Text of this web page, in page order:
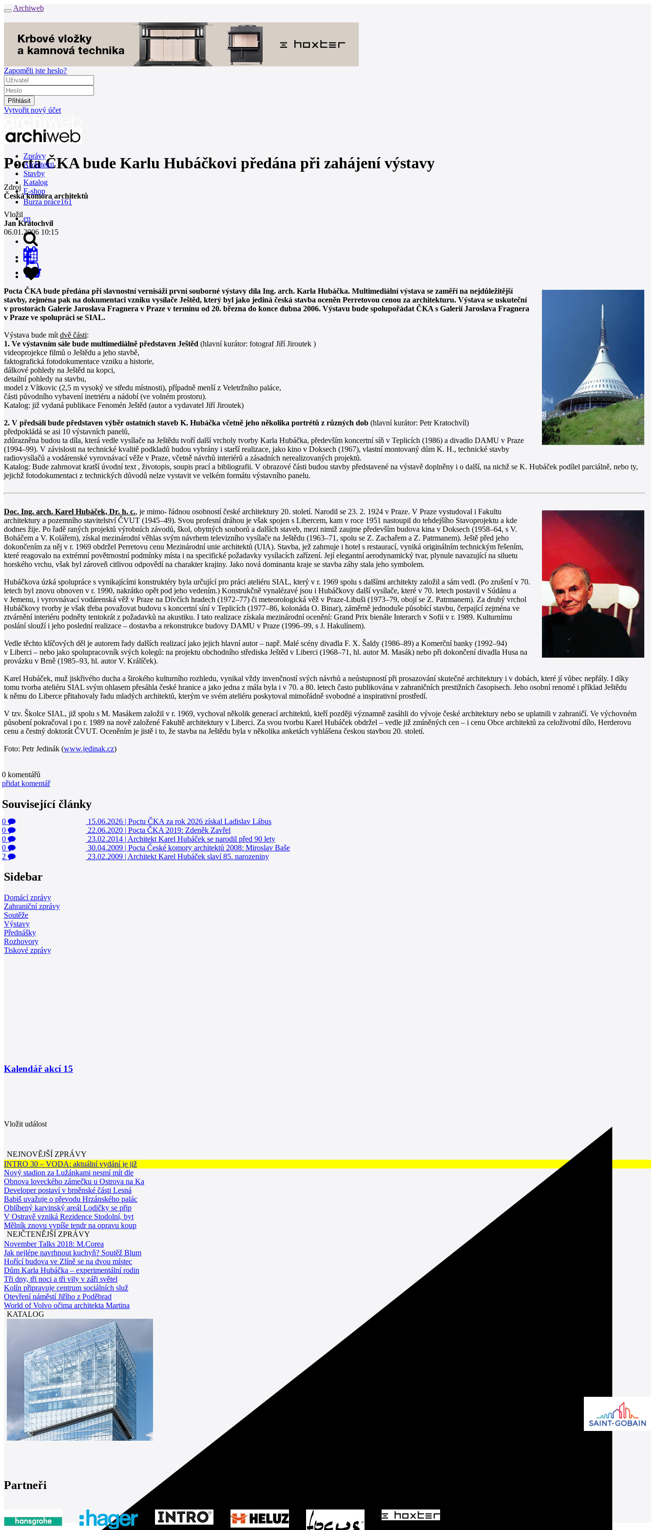
Archiweb
Zapoměli jste heslo?
Vytvořit nový účet
Zprávy
Architekti
Stavby
Katalog
E-shop
Burza práce161
en
0
Pocta ČKA bude Karlu Hubáčkovi předána při zahájení výstavy
Zdroj
Česká komora architektů
Vložil
Jan Kratochvíl
06.01.2006 10:15
Pocta ČKA bude předána při slavnostní vernisáži první souborné výstavy díla Ing. arch. Karla Hubáčka. Multimediální výstava se zaměří na nejdůležitější
stavby, zejména pak na dokumentaci vzniku vysílače Ještěd, který byl jako jediná česká stavba oceněn Perretovou cenou za architekturu. Výstava se uskuteční
v prostorách Galerie Jaroslava Fragnera v Praze v termínu od 20. března do konce dubna 2006. Výstavu bude spolupořádat ČKA s Galerií Jaroslava Fragnera
v Praze ve spolupráci se SIAL.
Výstava bude mít dvě části:
1. Ve výstavním sále bude multimediálně představen Ještěd (hlavní kurátor: fotograf Jiří Jiroutek )
videoprojekce filmů o Ještědu a jeho stavbě,
faktografická fotodokumentace vzniku a historie,
dálkové pohledy na Ještěd na kopci,
detailní pohledy na stavbu,
model z Vítkovic (2,5 m vysoký ve středu místnosti), případně menší z Veletržního paláce,
části původního vybavení inetriéru a nádobí (ve volném prostoru).
Katalog: již vydaná publikace Fenomén Ještěd (autor a vydavatel Jiří Jiroutek)
2. V předsálí bude představen výběr ostatních staveb K. Hubáčka včetně jeho několika portrétů z různých dob (hlavní kurátor: Petr Kratochvíl)
předpokládá se asi 10 výstavních panelů,
zdůrazněna budou ta díla, která vedle vysílače na Ještědu tvoří další vrcholy tvorby Karla Hubáčka, především koncertní síň v Teplicích (1986) a divadlo DAMU v Praze
(1994–99). V závislosti na technické kvalitě podkladů budou vybrány i starší realizace, jako kino v Doksech (1967), vlastní montovaný dům K. H., technické stavby
radiovysílačů a vodárenské vyrovnávací věže v Praze, včetně návrhů interiérů a zásadních nerealizovaných projektů.
Katalog: Bude zahrnovat kratší úvodní text , životopis, soupis prací a bibliografii. V obrazové části budou stavby představené na výstavě doplněny i o další, na nichž se K. Hubáček podílel parciálně, nebo ty,
jejichž fotodokumentaci z technických důvodů nelze vystavit ve velkém formátu výstavního panelu.
Doc. Ing. arch. Karel Hubáček, Dr. h. c., je mimo- řádnou osobností české architektury 20. století. Narodil se 23. 2. 1924 v Praze. V Praze vystudoval i Fakultu
architektury a pozemního stavitelství ČVUT (1945–49). Svou profesní dráhou je však spojen s Libercem, kam v roce 1951 nastoupil do tehdejšího Stavoprojektu a kde
dodnes žije. Po řadě raných projektů výrobních závodů, škol, obytných souborů a dalších staveb, mezi nimiž zaujme především budova kina v Doksech (1958–64, s V.
Boháčem a V. Kolářem), získal mezinárodní věhlas svým návrhem televizního vysílače na Ještědu (1963–71, spolu se Z. Zachařem a Z. Patrmanem). Ještě před jeho
dokončením za něj v r. 1969 obdržel Perretovu cenu Mezinárodní unie architektů (UIA). Stavba, jež zahrnuje i hotel s restaurací, vyniká originálním technickým řešením,
které reagovalo na extrémní povětrnostní podmínky místa i na specifické požadavky vysílacích zařízení. Její elegantní aerodynamický tvar, plynule navazující na siluetu
horského vrchu, však byl zároveň citlivou odpovědí na charakter krajiny. Jako nová dominanta kraje se stavba záhy stala jeho symbolem.
Hubáčkova úzká spolupráce s vynikajícími konstruktéry byla určující pro práci ateliéru SIAL, který v r. 1969 spolu s dalšími architekty založil a sám vedl. (Po zrušení v 70.
letech byl znovu obnoven v r. 1990, nakrátko opět pod jeho vedením.) Konstrukčně vynalézavé jsou i Hubáčkovy další vysílače, které v 70. letech postavil v Súdánu a
v Jemenu, i vyrovnávací vodárenská věž v Praze na Dívčích hradech (1972–77) či meteorologická věž v Praze-Libuši (1973–79, obojí se Z. Patrmanem). Za druhý vrchol
Hubáčkovy tvorby je však třeba považovat budovu s koncertní síní v Teplicích (1977–86, kolonáda O. Binar), záměrně jednoduše působící stavbu, čerpající zejména ve
ztvárnění interiéru podněty tentokrát z požadavků na akustiku. I tato realizace získala mezinárodní ocenění: Grand Prix bienále Interarch v Sofii v r. 1989. Kulturnímu
poslání slouží i jeho poslední realizace – dostavba a rekonstrukce budovy DAMU v Praze (1996–99, s J. Hakulínem).
Vedle těchto klíčových děl je autorem řady dalších realizací jako jejich hlavní autor – např. Malé scény divadla F. X. Šaldy (1986–89) a Komerční banky (1992–94)
v Liberci – nebo jako spolupracovník svých kolegů: na projektu obchodního střediska Ještěd v Liberci (1968–71, hl. autor M. Masák) nebo při dokončení divadla Husa na
provázku v Brně (1985–93, hl. autor V. Králíček).
Karel Hubáček, muž jiskřivého ducha a širokého kulturního rozhledu, vynikal vždy invenčností svých návrhů a neústupností při prosazování skutečné architektury i v dobách, které jí vůbec nepřály. I díky
tomu tvorba ateliéru SIAL svým ohlasem přesáhla české hranice a jako jedna z mála byla i v 70. a 80. letech často publikována v zahraničních prestižních časopisech. Jeho osobní renomé i příklad Ještědu
k němu do Liberce přitahovaly řadu mladých architektů, kterým ve svém ateliéru poskytoval mimořádně svobodné a inspirativní prostředí.
V tzv. Školce SIAL, již spolu s M. Masákem založil v r. 1969, vychoval několik generací architektů, kteří později významně zasáhli do vývoje české architektury nebo se uplatnili v zahraničí. Ve výchovném
působení pokračoval i po r. 1989 na nově založené Fakultě architektury v Liberci. Za svou tvorbu Karel Hubáček obdržel – vedle již zmíněných cen – i cenu Obce architektů za celoživotní dílo, Herderovu
cenu a čestný doktorát ČVUT. Oceněním je jistě i to, že stavba na Ještědu byla v několika anketách vyhlášena českou stavbou 20. století.
Foto: Petr Jedinák (www.jedinak.cz)
0 komentářů
přidat komentář
Související články
0 15.06.2026 | Poctu ČKA za rok 2026 získal Ladislav Lábus
0
22.06.2020 | Pocta ČKA 2019: Zdeněk Zavřel
0
23.02.2014 | Architekt Karel Hubáček se narodil před 90 lety
0
30.04.2009 | Pocta České komory architektů 2008: Miroslav Baše
2
23.02.2009 | Architekt Karel Hubáček slaví 85. narozeniny
Sidebar
Domácí zprávy
Zahraniční zprávy
Soutěže
Výstavy
Přednášky
Rozhovory
Tiskové zprávy
Kalendář akcí 15
Vložit událost
NEJNOVĚJŠÍ ZPRÁVY
INTRO 30 – VODA: aktuální vydání je již
Nový stadion za Lužánkami nesmí mít dle
Obnova loveckého zámečku u Ostrova na Ka
Developer postaví v brněnské části Lesná
Babiš uvažuje o převodu Hrzánského palác
Oblíbený karvinský areál Lodičky se přip
V Ostravě vzniká Rezidence Stodolní, byt
Mělník znovu vypíše tendr na opravu koup
NEJČTENĚJŠÍ ZPRÁVY
November Talks 2018: M.Corea
Jak nejlépe navrhnout kuchyň? Soutěž Blum
Hořící budova ve Zlíně se na dvou místec
Dům Karla Hubáčka – experimentální rodin
Tři dny, tři noci a tři vily v záři světel
Kolín připravuje centrum sociálních služ
Otevření náměstí Jiřího z Poděbrad
World of Volvo očima architekta Martina
KATALOG
Partneři